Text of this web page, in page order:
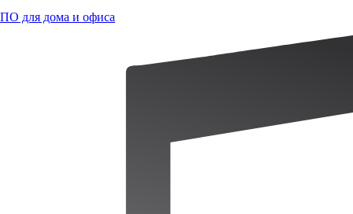
ПО для дома и офиса